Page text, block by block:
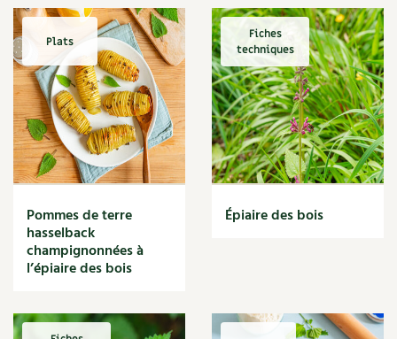
Moutarde
Multiplication
Muret
Muscade
Musique
Narcisse
Nature
Nettoyage
Nichoir
Noisette
Noix
Nourriture
Nuisibles
Plats
Pommes de terre
hasselback
champignonnées à
l’épiaire des bois
Fiches
techniques
Épiaire des bois